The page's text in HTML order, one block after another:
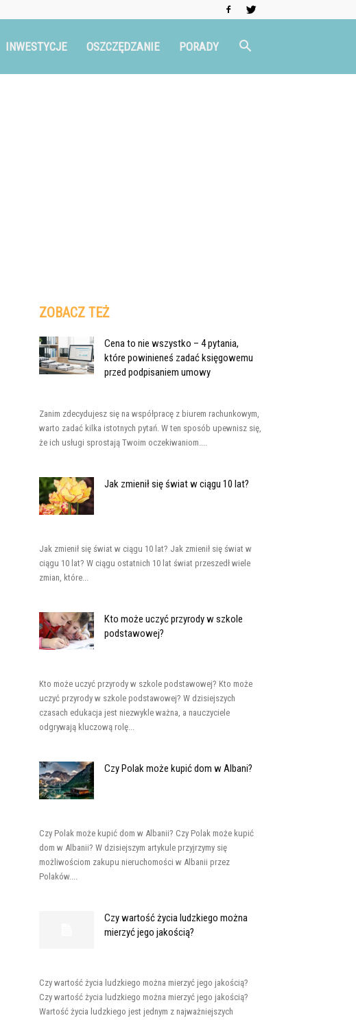
INWESTYCJE OSZCZĘDZANIE PORADY
ZOBACZ TEŻ
Cena to nie wszystko – 4 pytania,
które powinieneś zadać księgowemu
przed podpisaniem umowy
Zanim zdecydujesz się na współpracę z biurem rachunkowym,
warto zadać kilka istotnych pytań. W ten sposób upewnisz się,
że ich usługi sprostają Twoim oczekiwaniom....
Jak zmienił się świat w ciągu 10 lat?
Jak zmienił się świat w ciągu 10 lat? Jak zmienił się świat w
ciągu 10 lat? W ciągu ostatnich 10 lat świat przeszedł wiele
zmian, które...
Kto może uczyć przyrody w szkole
podstawowej?
Kto może uczyć przyrody w szkole podstawowej? Kto może
uczyć przyrody w szkole podstawowej? W dzisiejszych
czasach edukacja jest niezwykle ważna, a nauczyciele
odgrywają kluczową rolę...
Czy Polak może kupić dom w Albani?
Czy Polak może kupić dom w Albanii? Czy Polak może kupić
dom w Albanii? W dzisiejszym artykule przyjrzymy się
możliwościom zakupu nieruchomości w Albanii przez
Polaków....
Czy wartość życia ludzkiego można
mierzyć jego jakością?
Czy wartość życia ludzkiego można mierzyć jego jakością?
Czy wartość życia ludzkiego można mierzyć jego jakością?
Wartość życia ludzkiego jest jednym z najważniejszych